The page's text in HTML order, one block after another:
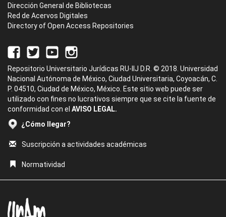
Dirección General de Bibliotecas
Red de Acervos Digitales
Directory of Open Access Repositories
Repositorio Universitario Jurídicas RU-IIJ D.R. © 2018. Universidad
Nacional Autónoma de México, Ciudad Universitaria, Coyoacán, C.
P. 04510, Ciudad de México, México. Este sitio web puede ser
utilizado con fines no lucrativos siempre que se cite la fuente de
conformidad con el AVISO LEGAL.
¿Cómo llegar?
Suscripción a actividades académicas
Normatividad